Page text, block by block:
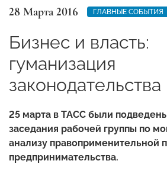
28 Марта 2016 ГЛАВНЫЕ СОБЫТИЯ
Бизнес и власть:
гуманизация
законодательства
25 марта в ТАСС были
заседания рабочей группы по
анализу правоприменительной
предпринимательства.